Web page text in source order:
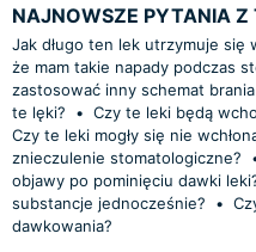
NAJNOWSZE PYTANIA Z
Jak długo ten lek utrzymuje się
że mam takie napady podczas
zastosować inny schemat
te lęki?
• Czy te leki będą
Czy te leki mogły się nie
znieczulenie stomatologiczne?
objawy po pominięciu dawki
substancje jednocześnie?
•
dawkowania?